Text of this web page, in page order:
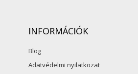
INFORMÁCIÓK
Blog
Adatvédelmi nyilatkozat